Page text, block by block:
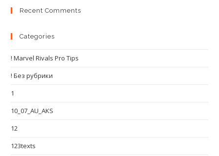
Recent Comments
Categories
! Marvel Rivals Pro Tips
! Без рубрики
1
10_07_AU_AKS
12
123texts